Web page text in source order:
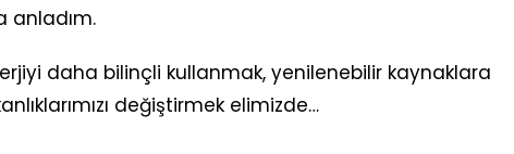
anladım.
daha bilinçli kullanmak, yenilenebilir kaynaklara
değiştirmek elimizde…